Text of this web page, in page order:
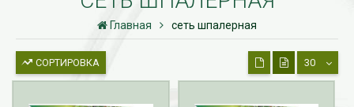
Главная сеть шпалерная
СОРТИРОВКА 30